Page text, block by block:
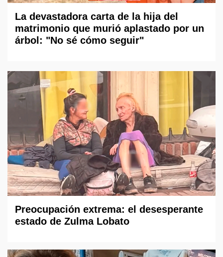
La devastadora carta de la hija del
matrimonio que murió aplastado por un
árbol: "No sé cómo seguir"
Preocupación extrema: el desesperante
estado de Zulma Lobato